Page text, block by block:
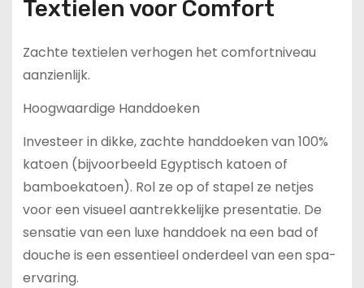
Textielen voor Comfort
Zachte textielen verhogen het comfortniveau
aanzienlijk.
Hoogwaardige Handdoeken
Investeer in dikke, zachte handdoeken van 100%
katoen (bijvoorbeeld Egyptisch katoen of
bamboekatoen). Rol ze op of stapel ze netjes
voor een visueel aantrekkelijke presentatie. De
sensatie van een luxe handdoek na een bad of
douche is een essentieel onderdeel van een spa-
ervaring.